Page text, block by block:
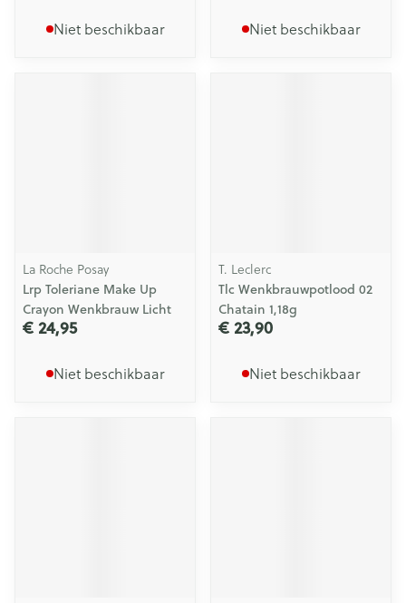
Niet beschikbaar Niet beschikbaar
La Roche Posay
Lrp Toleriane Make Up
Crayon Wenkbrauw Licht
€ 24,95
Niet beschikbaar
T. Leclerc
Tlc Wenkbrauwpotlood 02
Chatain 1,18g
€ 23,90
Niet beschikbaar